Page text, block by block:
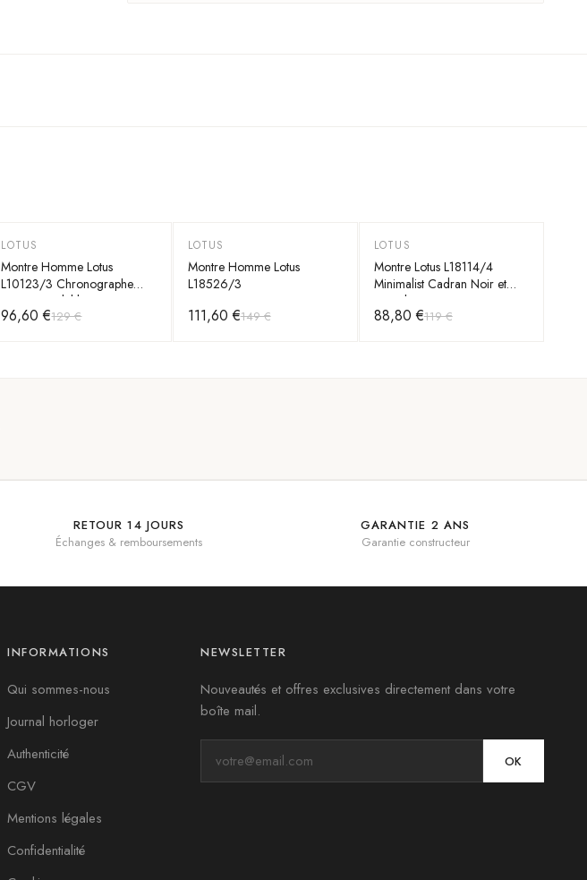
-25%
LOTUS
Montre Homme Lotus
L10123/3 Chronographe
acier inoxydable
96,60 €129 €
-25%
LOTUS
Montre Homme Lotus
L18526/3
111,60 €149 €
-25%
LOTUS
Montre Lotus L18114/4
Minimalist Cadran Noir et
Bracelet Cuir
88,80 €119 €
RETOUR 14 JOURS
Échanges & remboursements
GARANTIE 2 ANS
Garantie constructeur
INFORMATIONS
Qui sommes-nous
Journal horloger
Authenticité
CGV
Mentions légales
Confidentialité
NEWSLETTER
Nouveautés et offres exclusives directement dans votre
boîte mail.
OK